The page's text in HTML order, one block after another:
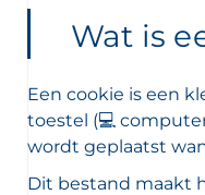
NEWSLETTER
Wat is
Een cookie is een
toestel (💻
wordt geplaatst
Dit bestand maakt